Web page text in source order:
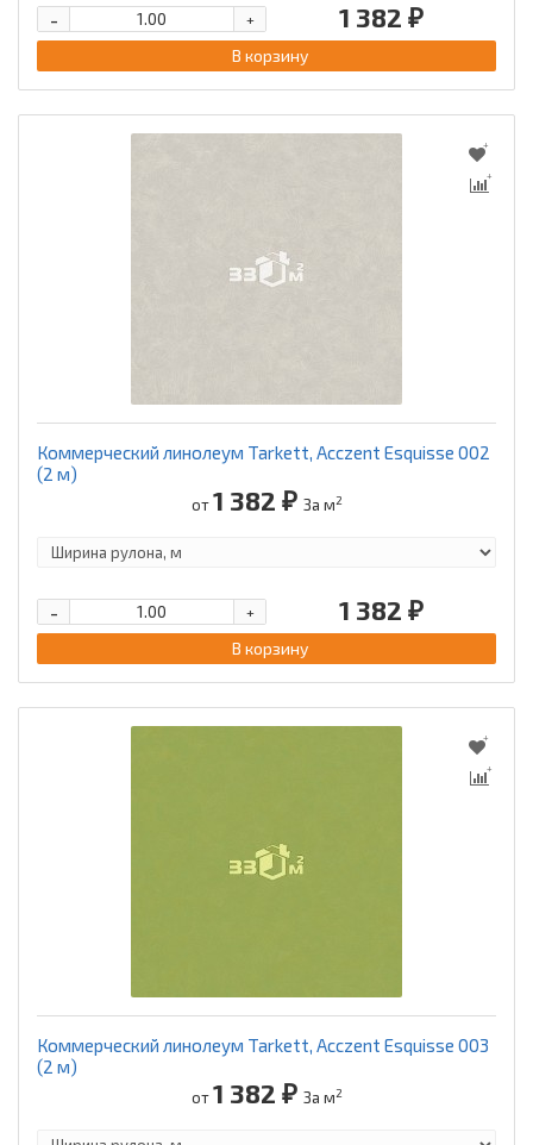
1 382 ₽
+
-
В корзину
Коммерческий линолеум Tarkett, Acczent Esquisse 002
(2 м)
от1 382 ₽ За м2
1 382 ₽
+
-
В корзину
Коммерческий линолеум Tarkett, Acczent Esquisse 003
(2 м)
от1 382 ₽ За м2